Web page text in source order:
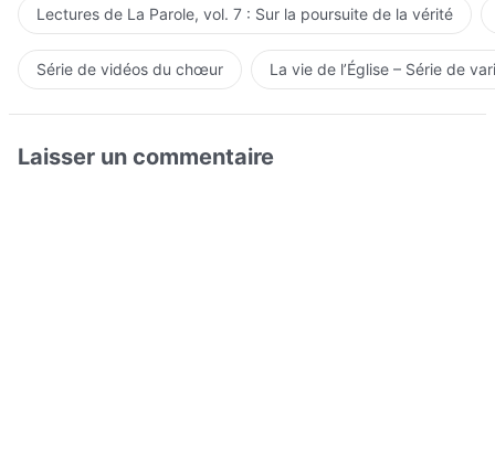
Lectures de La Parole, vol. 7 : Sur la poursuite de la vérité
Série de vidéos du chœur La vie de l’Église – Série de
Laisser un commentaire